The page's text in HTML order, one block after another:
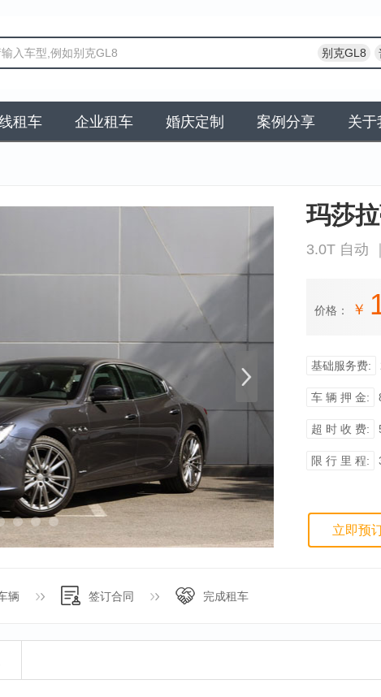
别克GL8
租车 企业租车 婚庆定制 案例分享 关于
玛莎
3.0T 自动
价格： ￥
基础服务费:
车 辆 押 金:
超 时 收 费:
限 行 里 程:
立即预
辆 签订合同 完成租车